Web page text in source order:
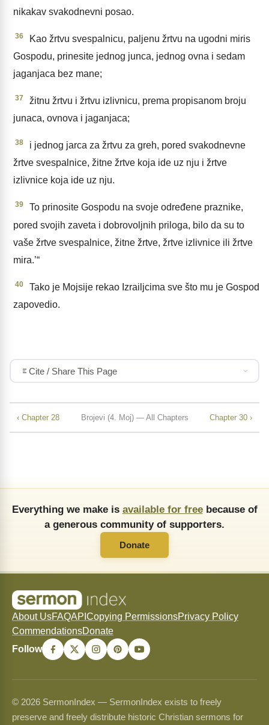
nikakav svakodnevni posao.
36
Kao žrtvu svespalnicu, paljenu žrtvu na ugodni miris
Gospodu, prinesite jednog junca, jednog ovna i sedam
jaganjaca bez mane;
37
žitnu žrtvu i žrtvu izlivnicu, prema propisanom broju
junaca, ovnova i jaganjaca;
38
i jednog jarca za žrtvu za greh, pored svakodnevne
žrtve svespalnice, žitne žrtve koja ide uz nju i žrtve
izlivnice koja ide uz nju.
39
To prinosite Gospodu na svoje određene praznike,
pored svojih zaveta i dobrovoljnih priloga, bilo da su to
vaše žrtve svespalnice, žitne žrtve, žrtve izlivnice ili žrtve
mira.’“
40
Tako je Mojsije rekao Izrailjcima sve što mu je Gospod
zapovedio.
Cite / Share This Page
‹ Chapter 28 Brojevi (4. Moj) — All Chapters Chapter 30 ›
Everything we make is available for freebecause of
a generous community of supporters.
Donate
About UsFAQAPI Copying PermissionsPrivacy Policy
CommendationsDonate
Follow
© 2026 SermonIndex — SermonIndex exists to freely
preserve and freely distribute historic Christian sermons for